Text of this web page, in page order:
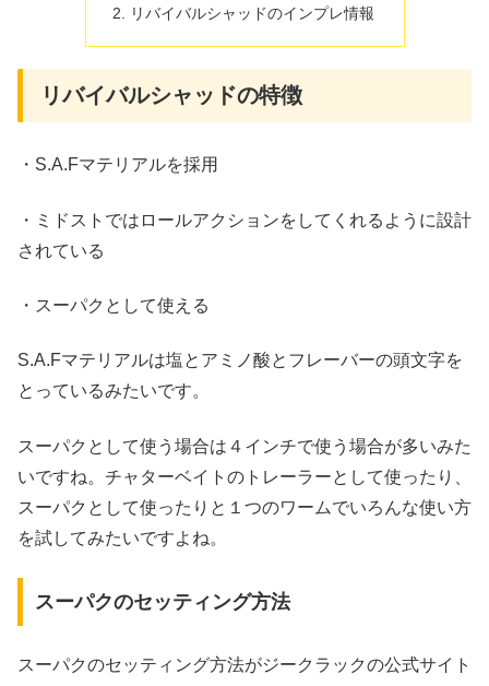
リバイバルシャッドのインプレ情報
リバイバルシャッドの特徴
・S.A.Fマテリアルを採用
・ミドストではロールアクションをしてくれるように設計
されている
・スーパクとして使える
S.A.Fマテリアルは塩とアミノ酸とフレーバーの頭文字を
とっているみたいです。
スーパクとして使う場合は４インチで使う場合が多いみた
いですね。チャターベイトのトレーラーとして使ったり、
スーパクとして使ったりと１つのワームでいろんな使い方
を試してみたいですよね。
スーパクのセッティング方法
スーパクのセッティング方法がジークラックの公式サイト